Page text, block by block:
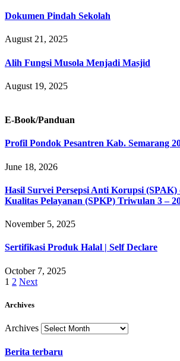
Dokumen Pindah Sekolah
August 21, 2025
Alih Fungsi Musola Menjadi Masjid
August 19, 2025
E-Book/Panduan
Profil Pondok Pesantren Kab. Semarang
June 18, 2026
Hasil Survei Persepsi Anti Korupsi (SPAK)
Kualitas Pelayanan (SPKP) Triwulan 3 –
November 5, 2025
Sertifikasi Produk Halal | Self Declare
October 7, 2025
1 2 Next
Archives
Archives
Berita terbaru